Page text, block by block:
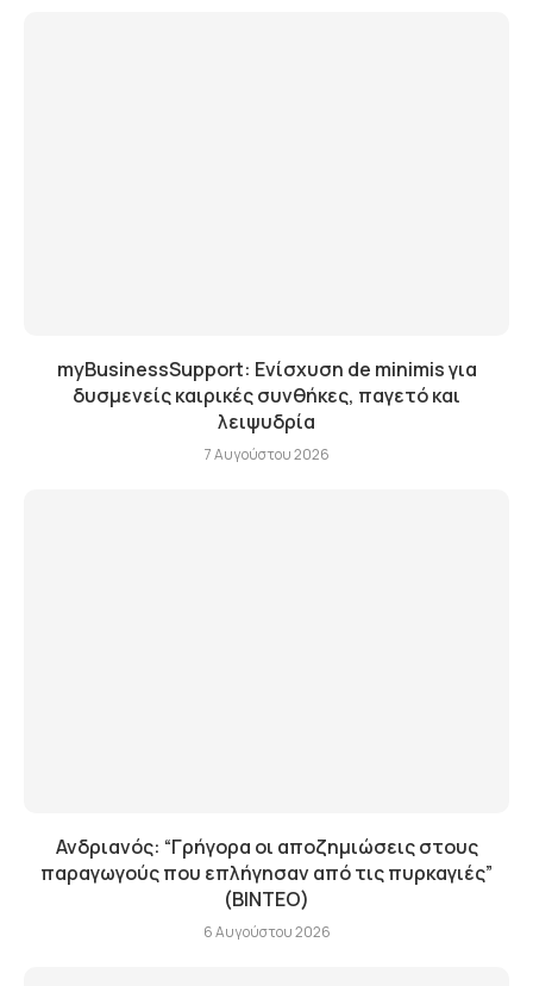
myBusinessSupport: Ενίσχυση de minimis για
δυσμενείς καιρικές συνθήκες, παγετό και
λειψυδρία
7 Αυγούστου 2026
Ανδριανός: “Γρήγορα οι αποζημιώσεις στους
παραγωγούς που επλήγησαν από τις πυρκαγιές”
(BINTEO)
6 Αυγούστου 2026